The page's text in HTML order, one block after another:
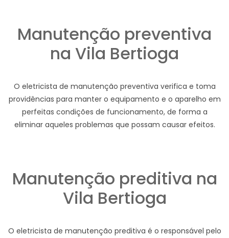
Manutenção preventiva
na Vila Bertioga
O eletricista de manutenção preventiva verifica e toma
providências para manter o equipamento e o aparelho em
perfeitas condições de funcionamento, de forma a
eliminar aqueles problemas que possam causar efeitos.
Manutenção preditiva na
Vila Bertioga
O eletricista de manutenção preditiva é o responsável pelo